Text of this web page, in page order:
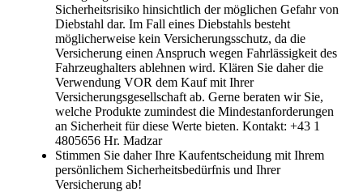
Sicherheitsrisiko hinsichtlich der möglichen Gefahr von
Diebstahl dar. Im Fall eines Diebstahls besteht
möglicherweise kein Versicherungsschutz, da die
Versicherung einen Anspruch wegen Fahrlässigkeit des
Fahrzeughalters ablehnen wird. Klären Sie daher die
Verwendung VOR dem Kauf mit Ihrer
Versicherungsgesellschaft ab. Gerne beraten wir Sie,
welche Produkte zumindest die Mindestanforderungen
an Sicherheit für diese Werte bieten. Kontakt: +43 1
4805656 Hr. Madzar
Stimmen Sie daher Ihre Kaufentscheidung mit Ihrem
persönlichem Sicherheitsbedürfnis und Ihrer
Versicherung ab!